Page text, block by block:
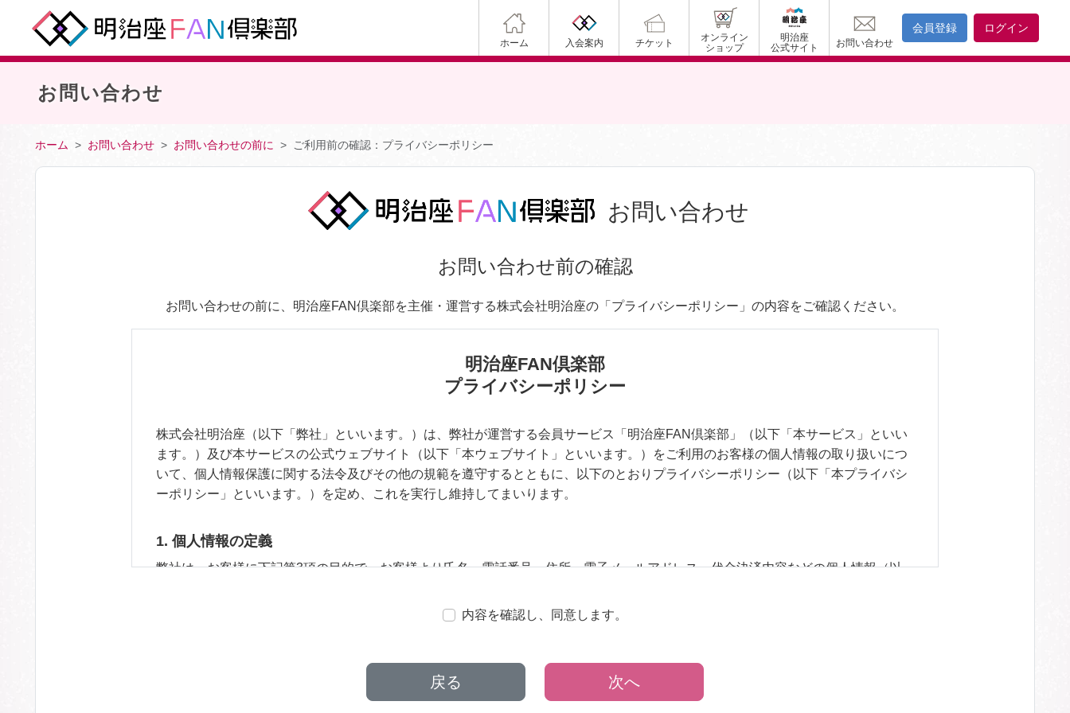
ホーム 入会案内 チケット
オンライン
ショップ
明治座
公式サイト
お問い合わせ
会員登録 ログイン
お問い合わせ
ホーム お問い合わせ お問い合わせの前に ご利用前の確認：プライバシーポリシー
お問い合わせ
お問い合わせ前の確認
お問い合わせの前に、明治座FAN倶楽部を主催・運営する株式会社明治座の「プライバシーポリシー」の内容をご確認ください。
明治座FAN倶楽部
プライバシーポリシー
株式会社明治座（以下「弊社」といいます。）は、弊社が運営する会員サービス「明治座FAN倶楽部」（以下「本サービス」といい
ます。）及び本サービスの公式ウェブサイト（以下「本ウェブサイト」といいます。）をご利用のお客様の個人情報の取り扱いにつ
いて、個人情報保護に関する法令及びその他の規範を遵守するとともに、以下のとおりプライバシーポリシー（以下「本プライバシ
ーポリシー」といいます。）を定め、これを実行し維持してまいります。
1. 個人情報の定義
弊社は、お客様に下記第3項の目的で、お客様より氏名、電話番号、住所、電子メールアドレス、代金決済内容などの個人情報（以
は、チケットの購入その他の各種サービスの提供が受けられないことがあります。また弊社は、チケットの購入履歴やサービス利用
本プライバシーポリシーが適用される範囲は、本サービス及び本ウェブサイトを利用するお客様が弊社のチケット販売その他の各種
内容を確認し、同意します。
戻る 次へ